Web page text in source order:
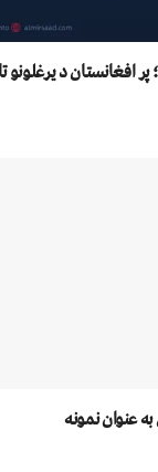
افغانستان د یرغلونو
عنوان نمونه